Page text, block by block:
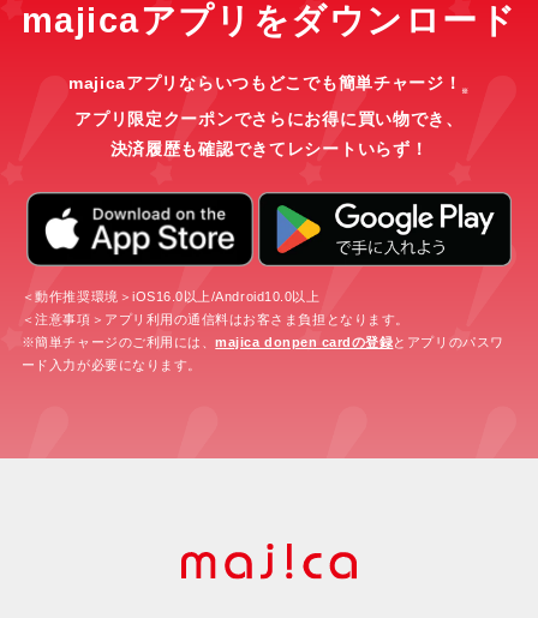
majicaアプリをダウンロード
majicaアプリならいつもどこでも簡単チャージ！ ※
アプリ限定クーポンでさらにお得に買い物でき、
決済履歴も確認できてレシートいらず！
＜動作推奨環境＞iOS16.0以上/Android10.0以上
＜注意事項＞アプリ利用の通信料はお客さま負担となります。
※簡単チャージのご利用には、majica donpen cardの登録とアプリのパスワ
ード入力が必要になります。